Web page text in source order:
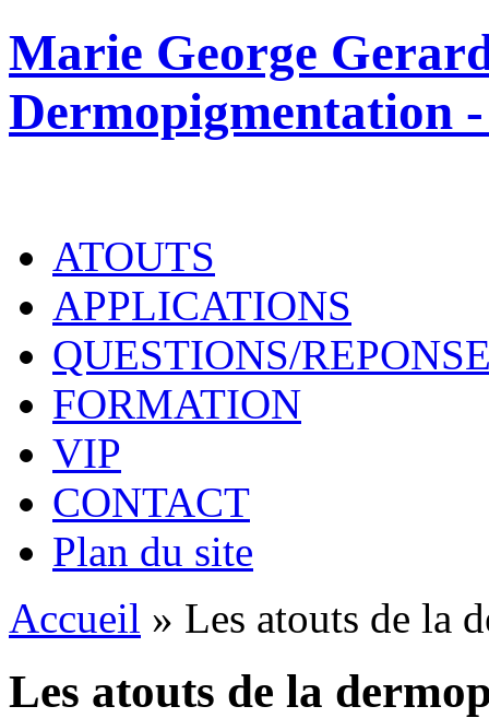
Marie George
Dermopigmentation
ATOUTS
APPLICATIONS
QUESTIONS/
FORMATION
VIP
CONTACT
Plan du site
Accueil » Les atouts de la
Les atouts de la